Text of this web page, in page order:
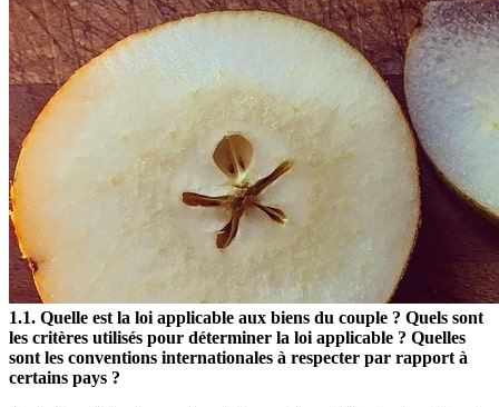
1.1. Quelle est la loi applicable aux biens du couple ? Quels sont
les critères utilisés pour déterminer la loi applicable ? Quelles
sont les conventions internationales à respecter par rapport à
certains pays ?